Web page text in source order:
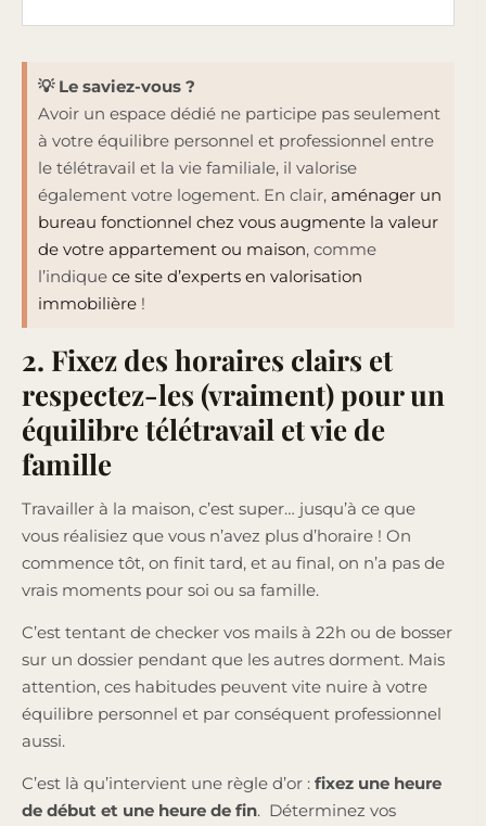
💡 Le saviez-vous ?
Avoir un espace dédié ne participe pas seulement
à votre équilibre personnel et professionnel entre
le télétravail et la vie familiale, il valorise
également votre logement. En clair, aménager un
bureau fonctionnel chez vous augmente la valeur
de votre appartement ou maison, comme
l’indique ce site d’experts en valorisation
immobilière !
2. Fixez des horaires clairs et
respectez-les (vraiment) pour un
équilibre télétravail et vie de
famille
Travailler à la maison, c’est super… jusqu’à ce que
vous réalisiez que vous n’avez plus d’horaire ! On
commence tôt, on finit tard, et au final, on n’a pas de
vrais moments pour soi ou sa famille.
C’est tentant de checker vos mails à 22h ou de bosser
sur un dossier pendant que les autres dorment. Mais
attention, ces habitudes peuvent vite nuire à votre
équilibre personnel et par conséquent professionnel
aussi.
C’est là qu’intervient une règle d’or : fixez une heure
de début et une heure de fin. Déterminez vos